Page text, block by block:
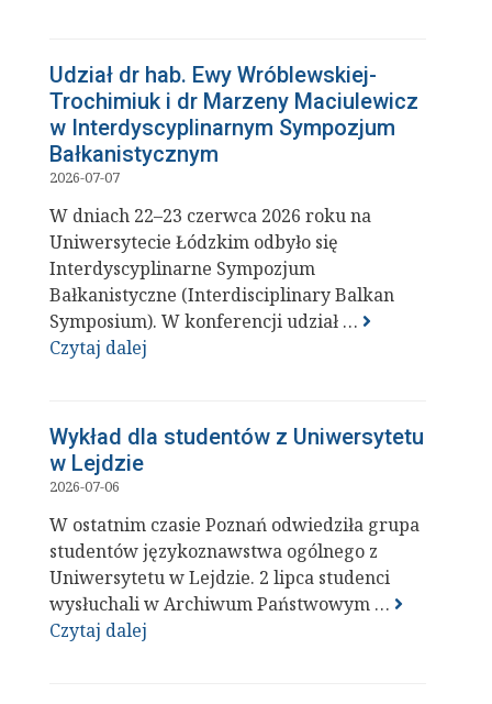
Udział dr hab. Ewy Wróblewskiej-
Trochimiuk i dr Marzeny Maciulewicz
w Interdyscyplinarnym Sympozjum
Bałkanistycznym
2026-07-07
W dniach 22–23 czerwca 2026 roku na
Uniwersytecie Łódzkim odbyło się
Interdyscyplinarne Sympozjum
Bałkanistyczne (Interdisciplinary Balkan
Symposium). W konferencji udział …
Czytaj dalej
Wykład dla studentów z Uniwersytetu
w Lejdzie
2026-07-06
W ostatnim czasie Poznań odwiedziła grupa
studentów językoznawstwa ogólnego z
Uniwersytetu w Lejdzie. 2 lipca studenci
wysłuchali w Archiwum Państwowym …
Czytaj dalej